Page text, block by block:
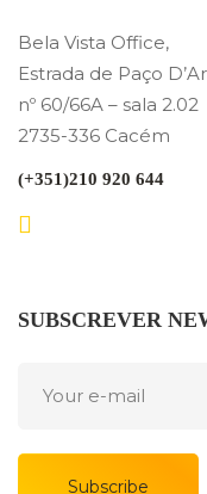
Bela Vista Office,
Estrada de Paço
nº 60/66A – sala 2.02
2735-336 Cacém
(+351)210 920 644
SUBSCREVER
Subscribe